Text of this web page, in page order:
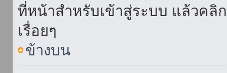
ที่หน้าสำหรับเข้าสู่ระบบ แล้วค
เรื่อยๆ
ข้างบน